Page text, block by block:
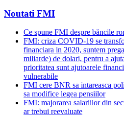
Noutati FMI
Ce spune FMI despre băncile
FMI: criza COVID-19 se
financiara in 2020, suntem
miliarde) de dolari, pentru a
prioritatea sunt ajutoarele
vulnerabile
FMI cere BNR sa intareasca
sa modifice legea pensiilor
FMI: majorarea salariilor din
ar trebui reevaluate